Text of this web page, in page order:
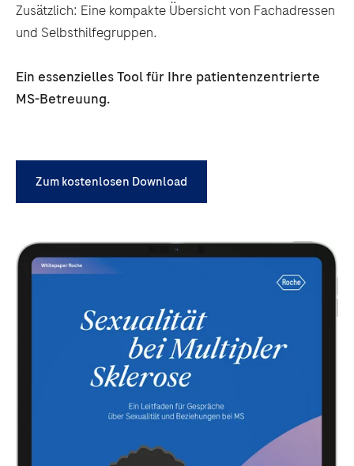
Zusätzlich: Eine kompakte Übersicht von Fachadressen
und Selbsthilfegruppen.
Ein essenzielles Tool für Ihre patientenzentrierte
MS-Betreuung.
Zum kostenlosen Download